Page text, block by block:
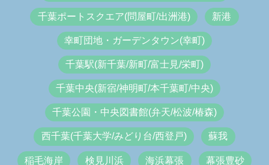
千葉ポートスクエア(問屋町/出洲港) 新港
幸町団地・ガーデンタウン(幸町)
千葉駅(新千葉/新町/富士見/栄町)
千葉中央(新宿/神明町/本千葉町/中央)
千葉公園・中央図書館(弁天/松波/椿森)
西千葉(千葉大学/みどり台/西登戸) 蘇我
稲毛海岸 検見川浜 海浜幕張 幕張豊砂